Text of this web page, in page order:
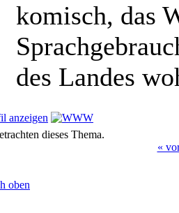
komisch, das
des Landes
dieses Thema.
«